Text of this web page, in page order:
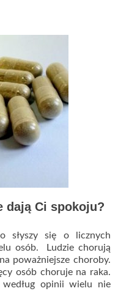
dają Ci spokoju?
słyszy się o licznych
osób. Ludzie chorują
poważniejsze choroby.
osób choruje na raka.
opinii wielu nie